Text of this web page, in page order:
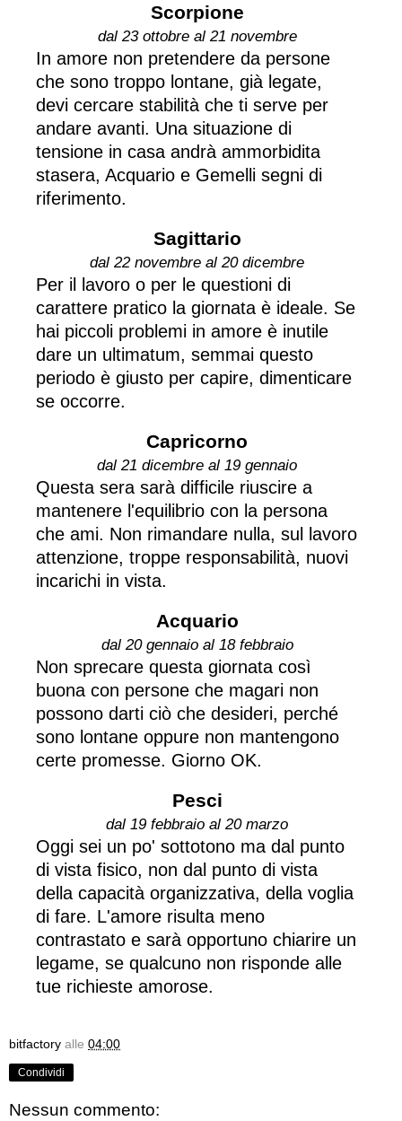
Scorpione
dal 23 ottobre al 21 novembre
In amore non pretendere da persone
che sono troppo lontane, già legate,
devi cercare stabilità che ti serve per
andare avanti. Una situazione di
tensione in casa andrà ammorbidita
stasera, Acquario e Gemelli segni di
riferimento.
Sagittario
dal 22 novembre al 20 dicembre
Per il lavoro o per le questioni di
carattere pratico la giornata è ideale. Se
hai piccoli problemi in amore è inutile
dare un ultimatum, semmai questo
periodo è giusto per capire, dimenticare
se occorre.
Capricorno
dal 21 dicembre al 19 gennaio
Questa sera sarà difficile riuscire a
mantenere l'equilibrio con la persona
che ami. Non rimandare nulla, sul lavoro
attenzione, troppe responsabilità, nuovi
incarichi in vista.
Acquario
dal 20 gennaio al 18 febbraio
Non sprecare questa giornata così
buona con persone che magari non
possono darti ciò che desideri, perché
sono lontane oppure non mantengono
certe promesse. Giorno OK.
Pesci
dal 19 febbraio al 20 marzo
Oggi sei un po' sottotono ma dal punto
di vista fisico, non dal punto di vista
della capacità organizzativa, della voglia
di fare. L'amore risulta meno
contrastato e sarà opportuno chiarire un
legame, se qualcuno non risponde alle
tue richieste amorose.
bitfactory alle 04:00
Condividi
Nessun commento: